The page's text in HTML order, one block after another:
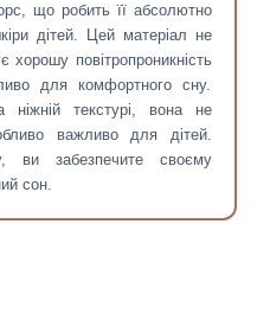
що робить її абсолютно
дітей. Цей матеріал не
хорошу повітропроникність
для комфортного сну.
ніжній текстурі, вона не
важливо для дітей.
ви забезпечите своєму
сон.